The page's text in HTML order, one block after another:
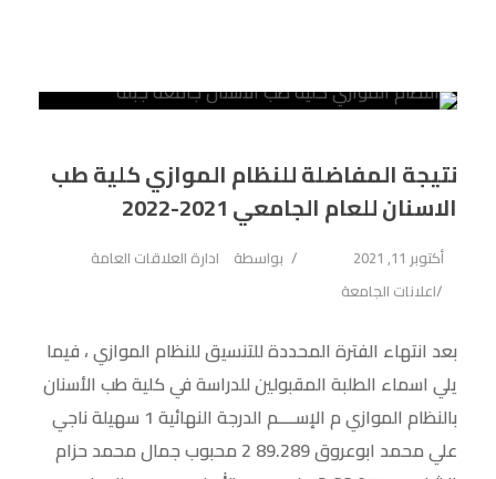
نتيجة المفاضلة للنظام الموازي كلية طب
الاسنان للعام الجامعي 2021-2022
أكتوبر 11, 2021 بواسطة
ادارة العلاقات العامة
اعلانات الجامعة
بعد انتهاء الفترة المحددة للتنسيق للنظام الموازي ، فيما
يلي اسماء الطلبة المقبولين للدراسة في كلية طب الأسنان
بالنظام الموازي م الإســــم الدرجة النهائية 1 سهيلة ناجي
علي محمد ابوعروق 89.289 2 محبوب جمال محمد حزام